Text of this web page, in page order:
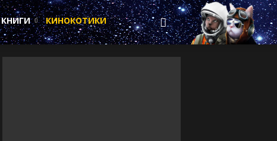
КНИГИ КИНОКОТИКИ